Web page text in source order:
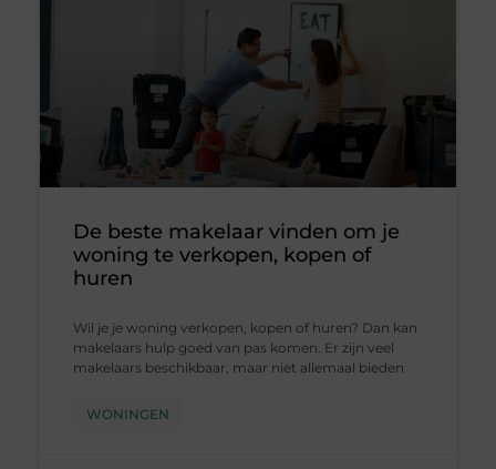
De beste makelaar vinden om je
woning te verkopen, kopen of
huren
Wil je je woning verkopen, kopen of huren? Dan kan
makelaars hulp goed van pas komen. Er zijn veel
makelaars beschikbaar, maar niet allemaal bieden
WONINGEN